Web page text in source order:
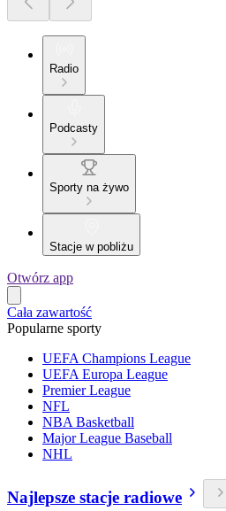
Radio
Podcasty
Sporty na żywo
Stacje w pobliżu
Otwórz app
Cała zawartość
Popularne sporty
UEFA Champions League
UEFA Europa League
Premier League
NFL
NBA Basketball
Major League Baseball
NHL
Najlepsze stacje radiowe